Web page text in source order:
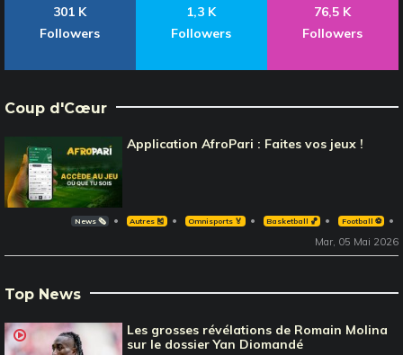
301 K
Followers
1,3 K
Followers
76,5 K
Followers
Coup d'Cœur
Application AfroPari : Faites vos jeux !
News 🗞️ Autres 🎽 Omnisports 🏅 Basketball 🏀 Football ⚽️
Mar, 05 Mai 2026
Top News
Les grosses révélations de Romain Molina
sur le dossier Yan Diomandé